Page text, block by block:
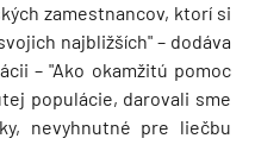
zamestnancov, ktorí si
najbližších" – dodáva
– "Ako okamžitú pomoc
populácie, darovali sme
nevyhnutné pre liečbu